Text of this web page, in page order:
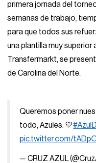
primera jornada del
semanas de trabajo,
para que todos sus
una plantilla muy superior
Transfermarkt, se
de Carolina del Norte.
Queremos poner
todo, Azules. 💙
pic.twitter.com/
— CRUZ AZUL